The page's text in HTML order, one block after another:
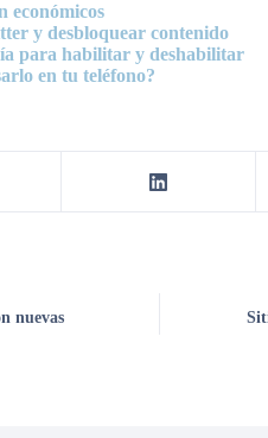
económicos
y desbloquear contenido
para habilitar y deshabilitar
en tu teléfono?
nuevas